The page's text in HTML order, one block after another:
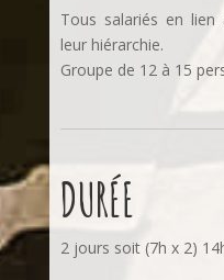
Tous salariés en
leur hiérarchie.
Groupe de 12 à 15
DURÉE
2 jours soit (7h x 2)